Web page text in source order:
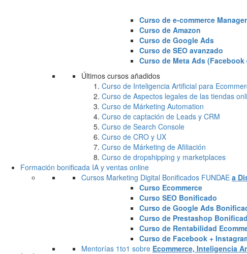
Curso de e-commerce Manager
Curso de Amazon
Curso de Google Ads
Curso de SEO avanzado
Curso de Meta Ads
Últimos cursos añadidos
Curso de Inteligencia Artificial para
Curso de Aspectos legales de las tiendas
Curso de Márketing Automation
Curso de captación de Leads y CRM
Curso de Search Console
Curso de CRO y UX
Curso de Márketing de Afiliación
Curso de dropshipping y marketplaces
Formación bonificada IA y ventas online
Cursos Marketing Digital Bonificados FUNDAE a
Curso Ecommerce
Curso SEO Bonificado
Curso de Google Ads
Curso de Prestashop
Curso de Rentabilidad
Curso de Facebook +
Mentorías 1to1 sobre Ecommerce, Inteligencia